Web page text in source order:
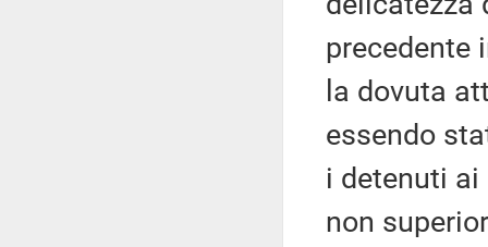
precedente
la dovuta
essendo
i detenuti ai
non